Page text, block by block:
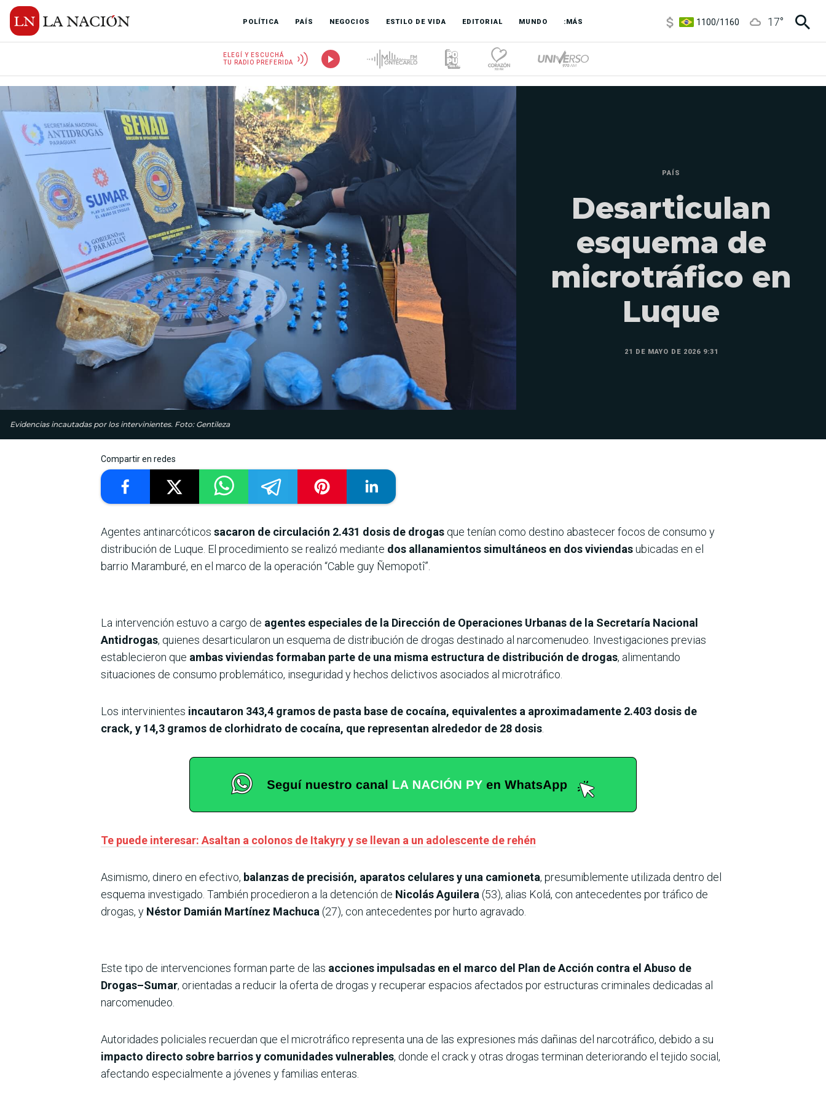
POLÍTICA PAÍS NEGOCIOS ESTILO DE VIDA EDITORIAL MUNDO :MÁS
3,8/4
17°
ELEGÍ Y ESCUCHÁ
TU RADIO PREFERIDA
Evidencias incautadas por los intervinientes. Foto: Gentileza
PAÍS
Desarticulan
esquema de
microtráfico en
Luque
21 DE MAYO DE 2026 9:31
Compartir en redes
Agentes antinarcóticos sacaron de circulación 2.431 dosis de drogas que tenían como destino abastecer focos de consumo y
distribución de Luque. El procedimiento se realizó mediante dos allanamientos simultáneos en dos viviendasubicadas en el
barrio Maramburé, en el marco de la operación “Cable guy Ñemopotî”.
La intervención estuvo a cargo de agentes especiales de la Dirección de Operaciones Urbanas de la Secretaría Nacional
Antidrogas, quienes desarticularon un esquema de distribución de drogas destinado al narcomenudeo. Investigaciones previas
establecieron que ambas viviendas formaban parte de una misma estructura de distribución de drogas, alimentando
situaciones de consumo problemático, inseguridad y hechos delictivos asociados al microtráfico.
Los intervinientes incautaron 343,4 gramos de pasta base de cocaína, equivalentes a aproximadamente 2.403 dosis de
crack, y 14,3 gramos de clorhidrato de cocaína, que representan alrededor de 28 dosis
Te puede interesar: Asaltan a colonos de Itakyry y se llevan a un adolescente de rehén
Asimismo, dinero en efectivo, balanzas de precisión, aparatos celulares y una camioneta, presumiblemente utilizada dentro del
esquema investigado. También procedieron a la detención de Nicolás Aguilera (53), alias Kolá, con antecedentes por tráfico de
drogas, y Néstor Damián Martínez Machuca (27), con antecedentes por hurto agravado.
Este tipo de intervenciones forman parte de las acciones impulsadas en el marco del Plan de Acción contra el Abuso de
Drogas–Sumar, orientadas a reducir la oferta de drogas y recuperar espacios afectados por estructuras criminales dedicadas al
narcomenudeo.
Autoridades policiales recuerdan que el microtráfico representa una de las expresiones más dañinas del narcotráfico, debido a su
impacto directo sobre barrios y comunidades vulnerables, donde el crack y otras drogas terminan deteriorando el tejido social,
afectando especialmente a jóvenes y familias enteras.